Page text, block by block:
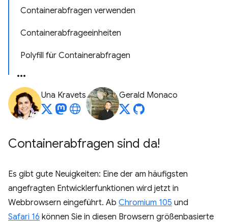
Containerabfragen verwenden
Containerabfrageeinheiten
Polyfill für Containerabfragen
Una Kravets Gerald Monaco
Containerabfragen sind da!
Es gibt gute Neuigkeiten: Eine der am häufigsten
angefragten Entwicklerfunktionen wird jetzt in
Webbrowsern eingeführt. Ab Chromium 105 und
Safari 16 können Sie in diesen Browsern größenbasierte